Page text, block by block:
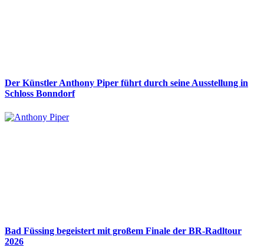
Der Künstler Anthony Piper führt durch seine Ausstellung in
Schloss Bonndorf
Bad Füssing begeistert mit großem Finale der BR-Radltour
2026